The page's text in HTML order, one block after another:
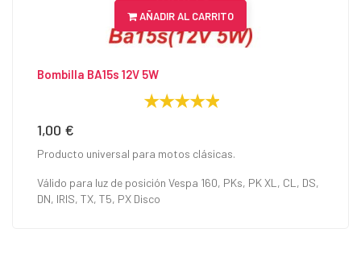
AÑADIR AL CARRITO
Bombilla BA15s 12V 5W
Precio
1,00 €
Producto universal para motos clásicas.
Válido para luz de posición Vespa 160, PKs, PK XL, CL, DS,
DN, IRIS, TX, T5, PX Disco